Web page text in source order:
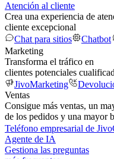
Atención al cliente
Crea una experiencia de
cliente excepcional
Chat para sitios
Chatbot
Marketing
Transforma el tráfico en
clientes potenciales
JivoMarketing
Ventas
Consigue más ventas, un
de los pedidos y una mayor
Teléfono empresarial de
Agente de IA
Gestiona las preguntas